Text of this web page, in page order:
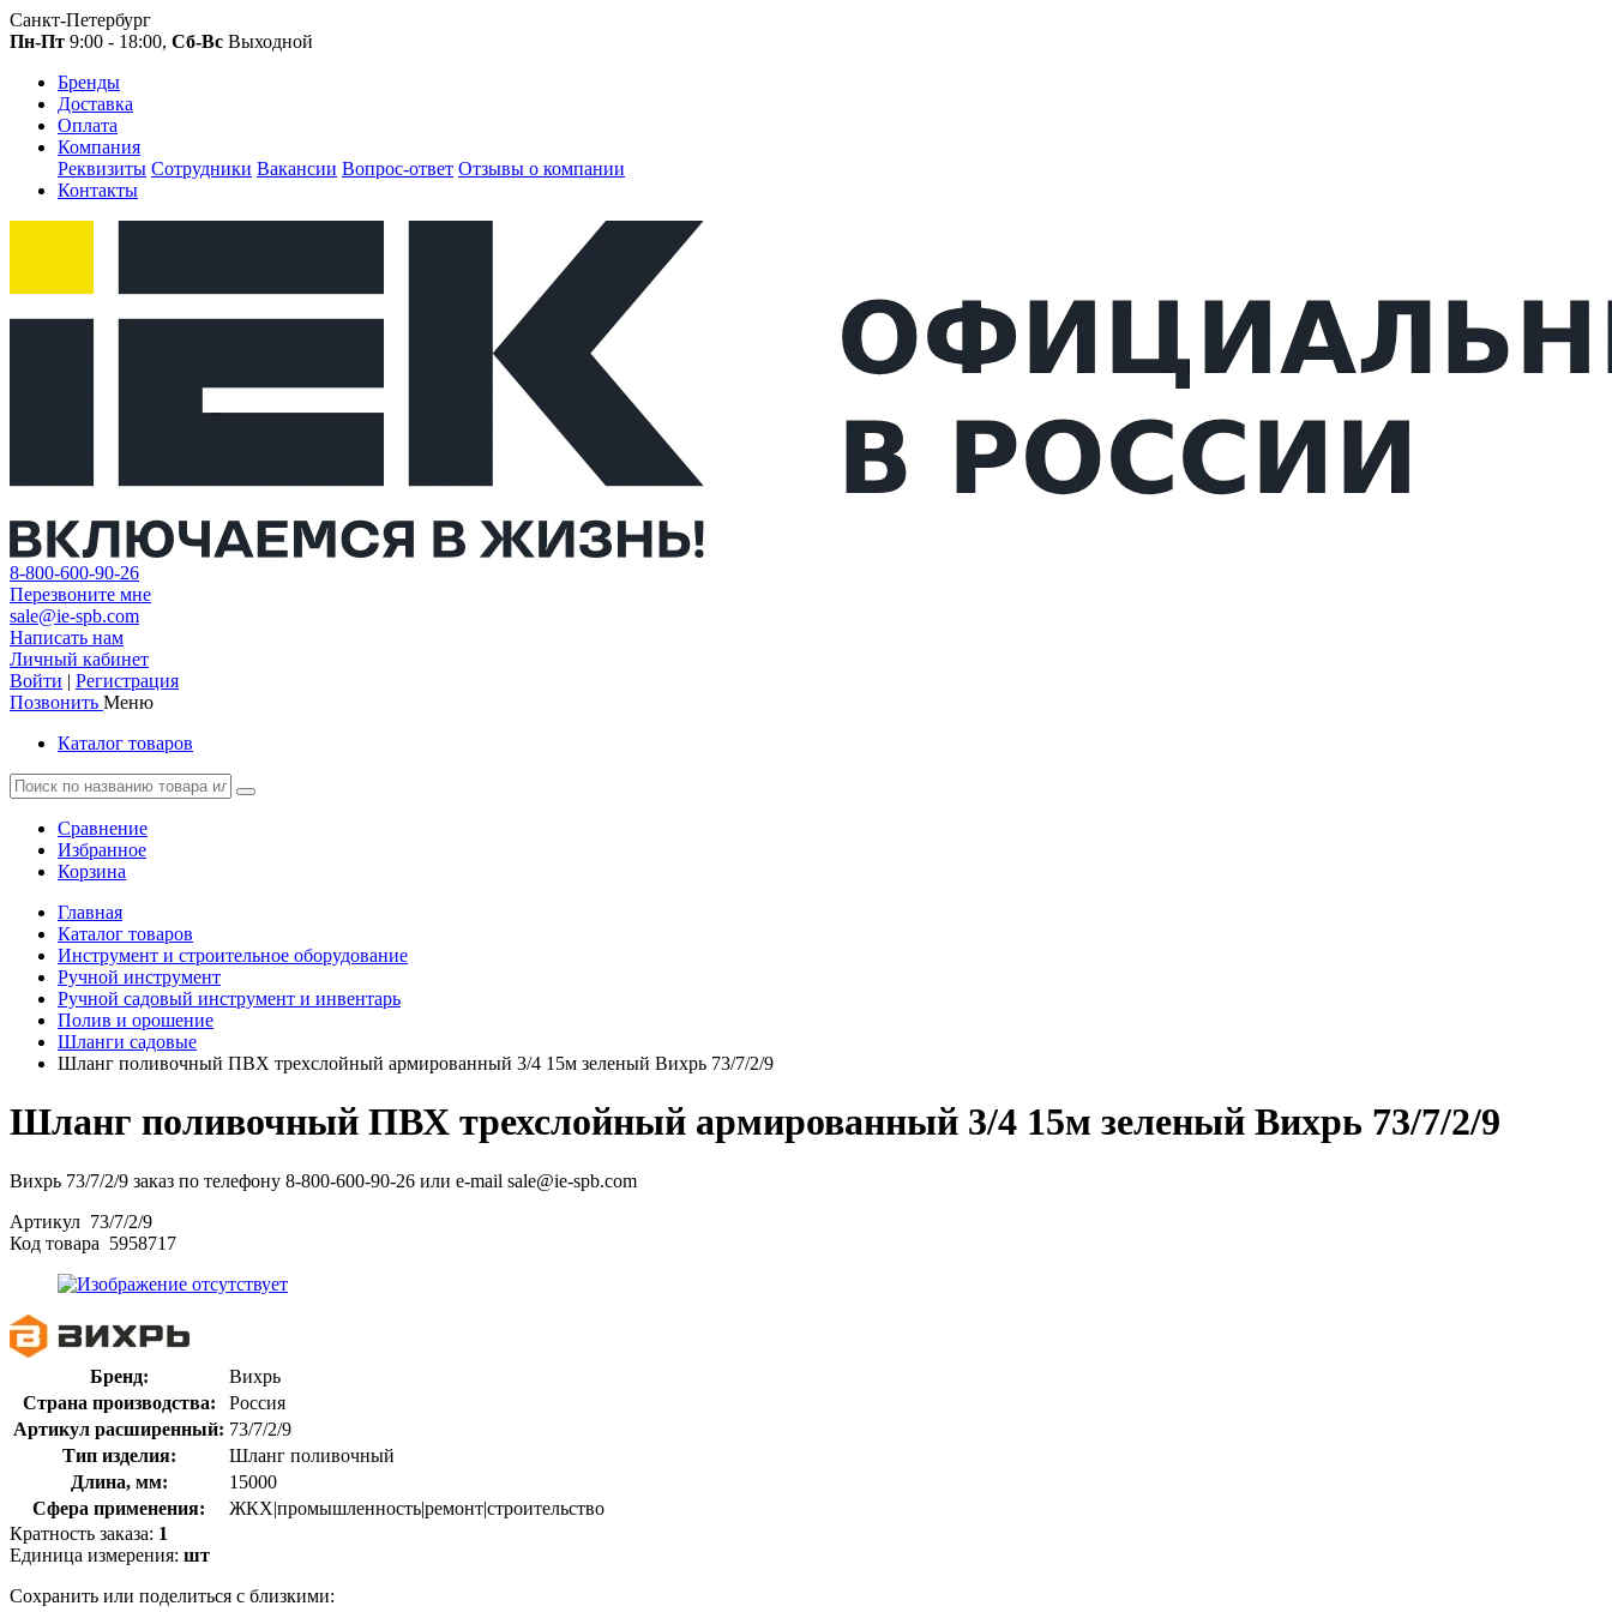
Санкт-Петербург
Пн-Пт 9:00 - 18:00, Сб-Вс Выходной
Бренды
Доставка
Оплата
Компания
Реквизиты Сотрудники Вакансии Вопрос-ответ Отзывы о компании
Контакты
8-800-600-90-26
Перезвоните мне
sale@ie-spb.com
Написать нам
Личный кабинет
Войти | Регистрация
Позвонить Меню
Каталог товаров
Сравнение
Избранное
Корзина
Главная
Каталог товаров
Инструмент и строительное оборудование
Ручной инструмент
Ручной садовый инструмент и инвентарь
Полив и орошение
Шланги садовые
Шланг поливочный ПВХ трехслойный армированный 3/4 15м зеленый Вихрь 73/7/2/9
Шланг поливочный ПВХ трехслойный армированный 3/4 15м зеленый Вихрь 73/7/2/9
Вихрь 73/7/2/9 заказ по телефону 8-800-600-90-26 или e-mail sale@ie-spb.com
Артикул 73/7/2/9
Код товара 5958717
Бренд:
Вихрь
Страна производства:
Россия
Артикул расширенный: 73/7/2/9
Тип изделия:
Шланг поливочный
Длина, мм:
15000
Сфера применения:
ЖКХ|промышленность|ремонт|строительство
Кратность заказа: 1
Единица измерения: шт
Сохранить или поделиться с близкими: